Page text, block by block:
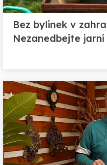
Bez bylinek v
Nezanedbejte jarní